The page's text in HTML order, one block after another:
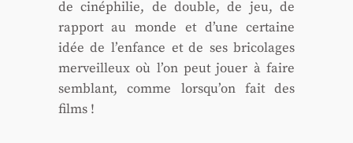
de ciné­phi­lie, de double, de jeu, de
rap­port au monde et d’une cer­taine
idée de l’en­fance et de ses bri­co­lages
mer­veilleux où l’on peut jouer à faire
sem­blant, comme lors­qu’on fait des
films !